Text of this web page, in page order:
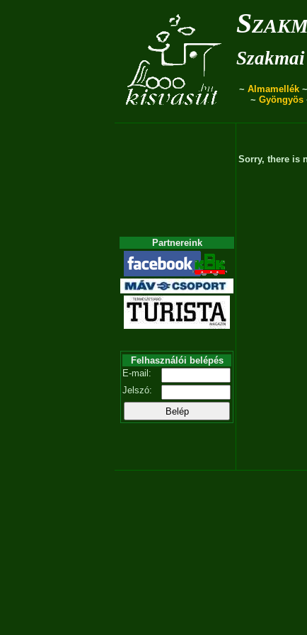
~ Almamellék~
~ Gyöngyös
Partnereink
Felhasználói belépés
E-mail:
Jelszó:
Sorry, there is